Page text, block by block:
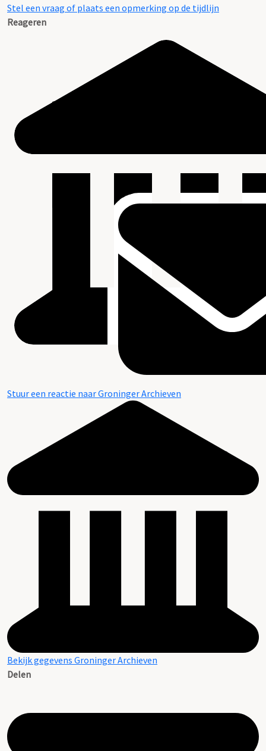
Stel een vraag of plaats een opmerking op de tijdlijn
Reageren
Stuur een reactie naar Groninger Archieven
Bekijk gegevens Groninger Archieven
Delen